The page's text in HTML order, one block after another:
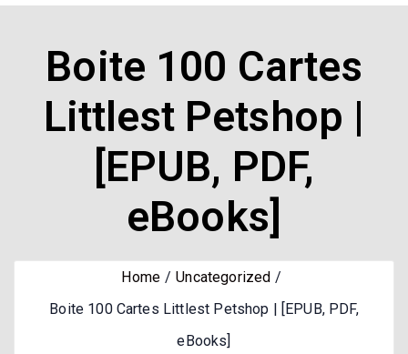
Boite 100 Cartes
Littlest Petshop |
[EPUB, PDF,
eBooks]
Home
Uncategorized
Boite 100 Cartes Littlest Petshop | [EPUB, PDF,
eBooks]